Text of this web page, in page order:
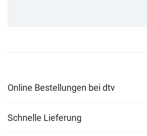
Online Bestellungen bei dtv
Schnelle Lieferung